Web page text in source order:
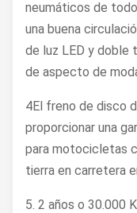
neumáticos de
una buena
de luz LED y doble
de aspecto de
4El freno de disco
proporcionar una
para motocicletas
tierra en carretera
5. 2 años o 30.000